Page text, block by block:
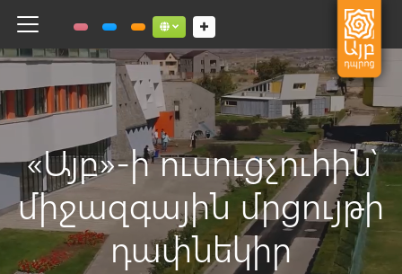
Toggle navigation Social links dropdown button
«Այբ»-ի ուսուցչուհին՝
միջազգային մրցույթի
դափնեկիր